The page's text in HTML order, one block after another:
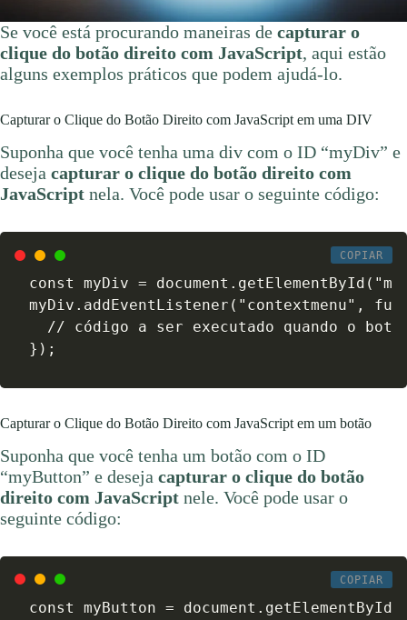
Se você está procurando maneiras de capturar o
clique do botão direito com JavaScript, aqui estão
alguns exemplos práticos que podem ajudá-lo.
Capturar o Clique do Botão Direito com JavaScript em uma DIV
Suponha que você tenha uma div com o ID “myDiv” e
deseja capturar o clique do botão direito com
JavaScript nela. Você pode usar o seguinte código:
COPIAR
const myDiv =
myDiv.addEventListener("contextmenu",
// código a ser executado quando o
});
Capturar o Clique do Botão Direito com JavaScript em um botão
Suponha que você tenha um botão com o ID
“myButton” e deseja capturar o clique do botão
direito com JavaScript nele. Você pode usar o
seguinte código:
COPIAR
const myButton =